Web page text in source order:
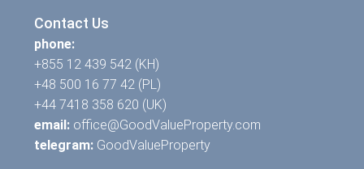
Contact Us
phone:
+855 12 439 542 (KH)
+48 500 16 77 42 (PL)
+44 7418 358 620 (UK)
email: office@GoodValueProperty.com
telegram: GoodValueProperty